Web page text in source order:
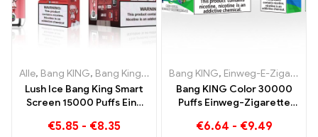
Alle, Bang KING, Bang King Smart Screen 15000 Puff ,Einweg-E-
Lush Ice Bang King Smart
Screen 15000 Puffs Eine
Mischung aus
€5.85 - €8.35
Bang KING, Einweg-E-Zigaretten Litauen
Bang KING Color 30000
Puffs Einweg-Zigarette
Geschmacksrichtungen
€6.64 - €9.49